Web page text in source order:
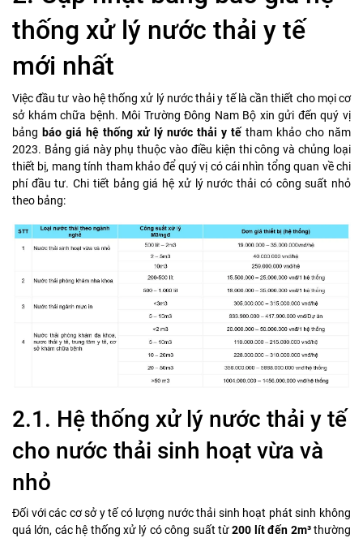
thống xử lý nước thải y tế
mới nhất
Việc đầu tư vào hệ thống xử lý nước thải y tế là cần thiết cho mọi cơ
sở khám chữa bệnh. Môi Trường Đông Nam Bộ xin gửi đến quý vị
bảng báo giá hệ thống xử lý nước thải y tế tham khảo cho năm
2023. Bảng giá này phụ thuộc vào điều kiện thi công và chủng loại
thiết bị, mang tính tham khảo để quý vị có cái nhìn tổng quan về chi
phí đầu tư. Chi tiết bảng giá hệ xử lý nước thải có công suất nhỏ
theo bảng:
2.1. Hệ thống xử lý nước thải y tế
cho nước thải sinh hoạt vừa và
nhỏ
Đối với các cơ sở y tế có lượng nước thải sinh hoạt phát sinh không
quá lớn, các hệ thống xử lý có công suất từ 200 lít đến 2m³ thường